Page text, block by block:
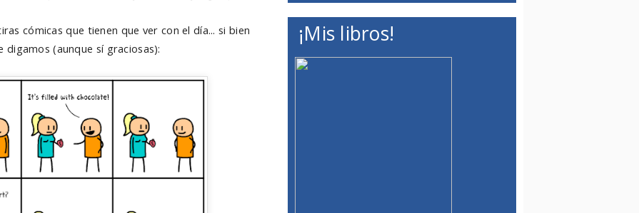
cómicas que tienen que ver con el día... si bien
(aunque sí graciosas):
¡Mis libros!